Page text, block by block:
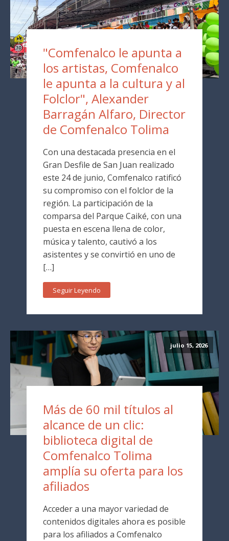
"Comfenalco le apunta a
los artistas, Comfenalco
le apunta a la cultura y al
Folclor", Alexander
Barragán Alfaro, Director
de Comfenalco Tolima
Con una destacada presencia en el
Gran Desfile de San Juan realizado
este 24 de junio, Comfenalco ratificó
su compromiso con el folclor de la
región. La participación de la
comparsa del Parque Caiké, con una
puesta en escena llena de color,
música y talento, cautivó a los
asistentes y se convirtió en uno de
[…]
Seguir Leyendo
julio 15, 2026
Más de 60 mil títulos al
alcance de un clic:
biblioteca digital de
Comfenalco Tolima
amplía su oferta para los
afiliados
Acceder a una mayor variedad de
contenidos digitales ahora es posible
para los afiliados a Comfenalco